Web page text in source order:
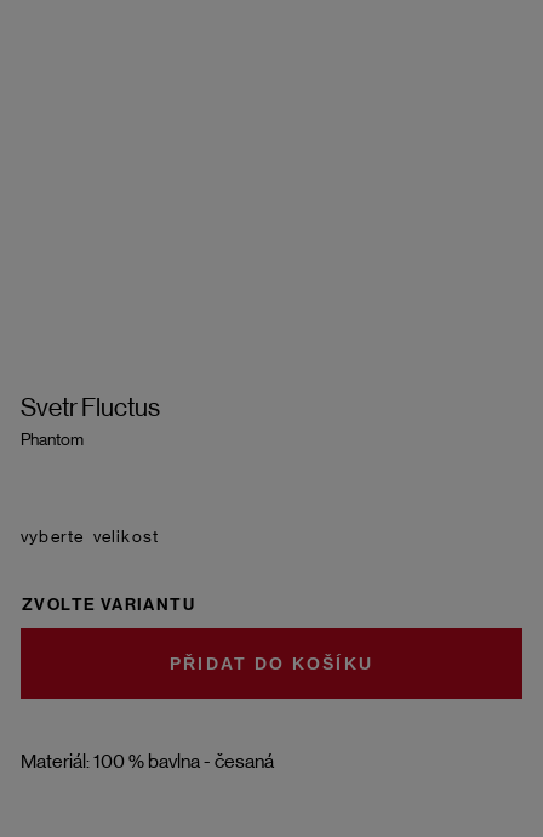
Svetr Fluctus
Phantom
Materiál: 100 % bavlna - česaná
velikost
ZVOLTE VARIANTU
DO KOŠÍKU